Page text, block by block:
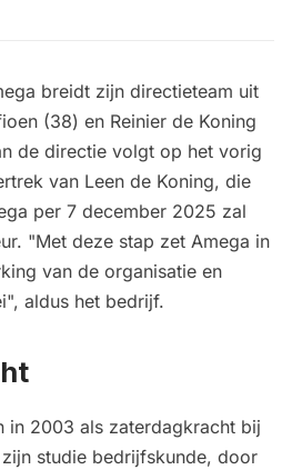
breidt zijn directieteam uit
(38) en Reinier de Koning
de directie volgt op het vorig
van Leen de Koning, die
per 7 december 2025 zal
"Met deze stap zet Amega in
van de organisatie en
aldus het bedrijf.
in 2003 als zaterdagkracht bij
studie bedrijfskunde, door